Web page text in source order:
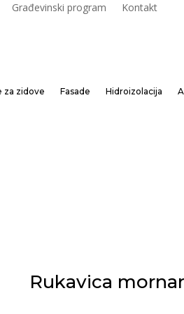
Građevinski program Kontakt
za zidove Fasade Hidroizolacija
Rukavica